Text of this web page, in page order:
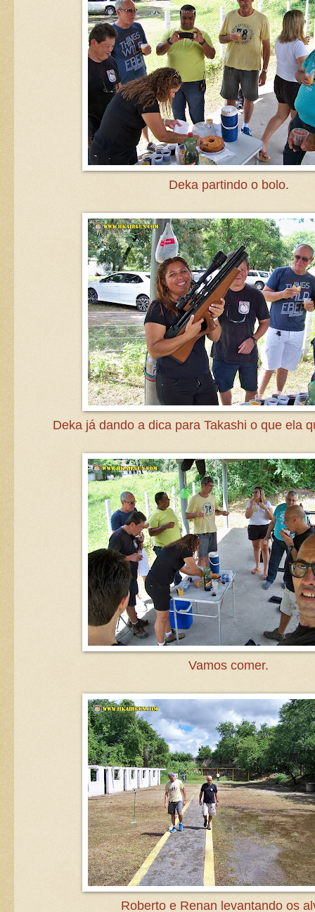
Deka partindo o bolo.
Deka já dando a dica para Takashi o que ela
Vamos comer.
Roberto e Renan levantando os